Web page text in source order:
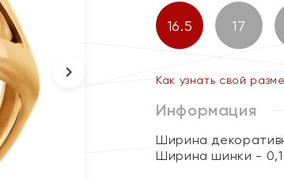
16.5 17
Как узнать свой
Информация
Ширина
Ширина шинки -